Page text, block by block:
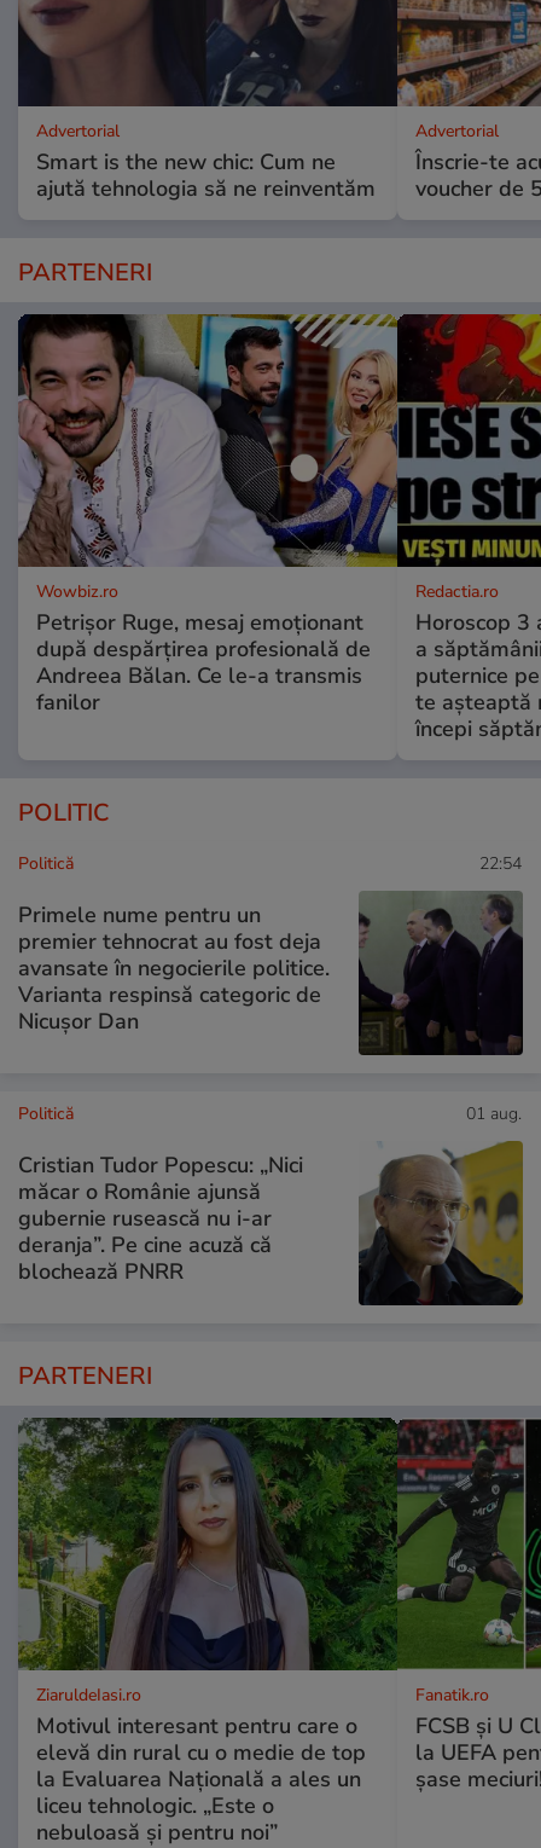
Advertorial
Smart is the new chic: Cum ne
ajută tehnologia să ne reinventăm
Advertorial
Înscrie-te
voucher de
PARTENERI
Wowbiz.ro
Petrișor Ruge, mesaj emoționant
după despărțirea profesională de
Andreea Bălan. Ce le-a transmis
fanilor
Redactia.ro
Horoscop 3
a
puternice
te așteaptă
începi
POLITIC
Politică 22:54
Primele nume pentru un
premier tehnocrat au fost deja
avansate în negocierile politice.
Varianta respinsă categoric de
Nicușor Dan
Politică 01 aug.
Cristian Tudor Popescu: „Nici
măcar o Românie ajunsă
gubernie rusească nu i-ar
deranja”. Pe cine acuză că
blochează PNRR
PARTENERI
ZiaruldeIasi.ro
Motivul interesant pentru care o
elevă din rural cu o medie de top
la Evaluarea Națională a ales un
liceu tehnologic. „Este o
nebuloasă și pentru noi”
Fanatik.ro
FCSB și U
la UEFA
șase